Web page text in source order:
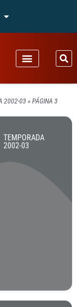
2002-03» PÁGINA 3
TEMPORADA
2002-03